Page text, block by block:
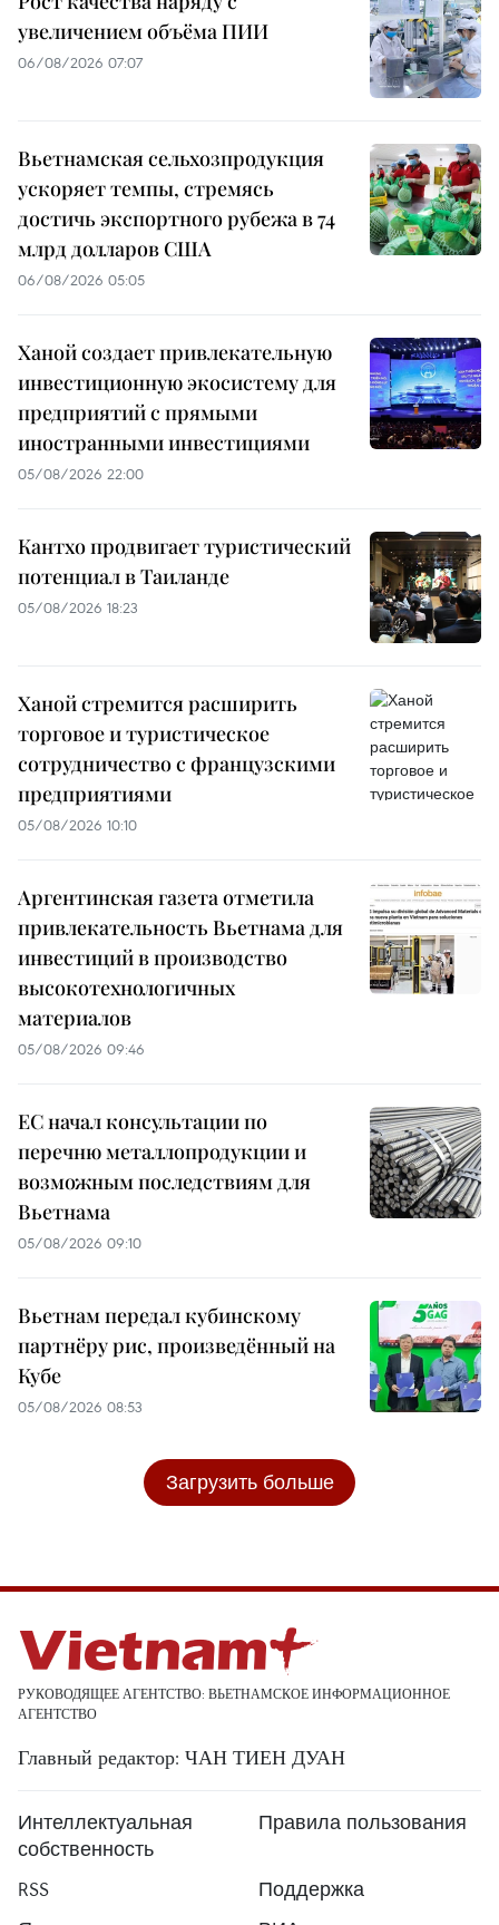
увеличением объёма ПИИ
06/08/2026 07:07
Вьетнамская сельхозпродукция
ускоряет темпы, стремясь
достичь экспортного рубежа в 74
млрд долларов США
06/08/2026 05:05
Ханой создает привлекательную
инвестиционную экосистему для
предприятий с прямыми
иностранными инвестициями
05/08/2026 22:00
Кантхо продвигает туристический
потенциал в Таиланде
05/08/2026 18:23
Ханой стремится расширить
торговое и туристическое
сотрудничество с французскими
предприятиями
05/08/2026 10:10
Аргентинская газета отметила
привлекательность Вьетнама для
инвестиций в производство
высокотехнологичных
материалов
05/08/2026 09:46
ЕС начал консультации по
перечню металлопродукции и
возможным последствиям для
Вьетнама
05/08/2026 09:10
Вьетнам передал кубинскому
партнёру рис, произведённый на
Кубе
05/08/2026 08:53
Загрузить больше
РУКОВОДЯЩЕЕ АГЕНТСТВО: ВЬЕТНАМСКОЕ ИНФОРМАЦИОННОЕ
АГЕНТСТВО
Главный редактор: ЧАН ТИЕН ДУАН
Интеллектуальная
собственность
Правила пользования
RSS
Поддержка